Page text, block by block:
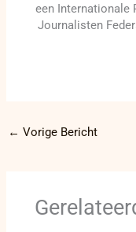
een Internationale
Journalisten
← Vorige Bericht